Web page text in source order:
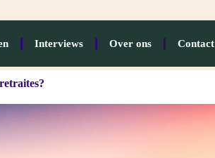
Interviews Over ons Contact